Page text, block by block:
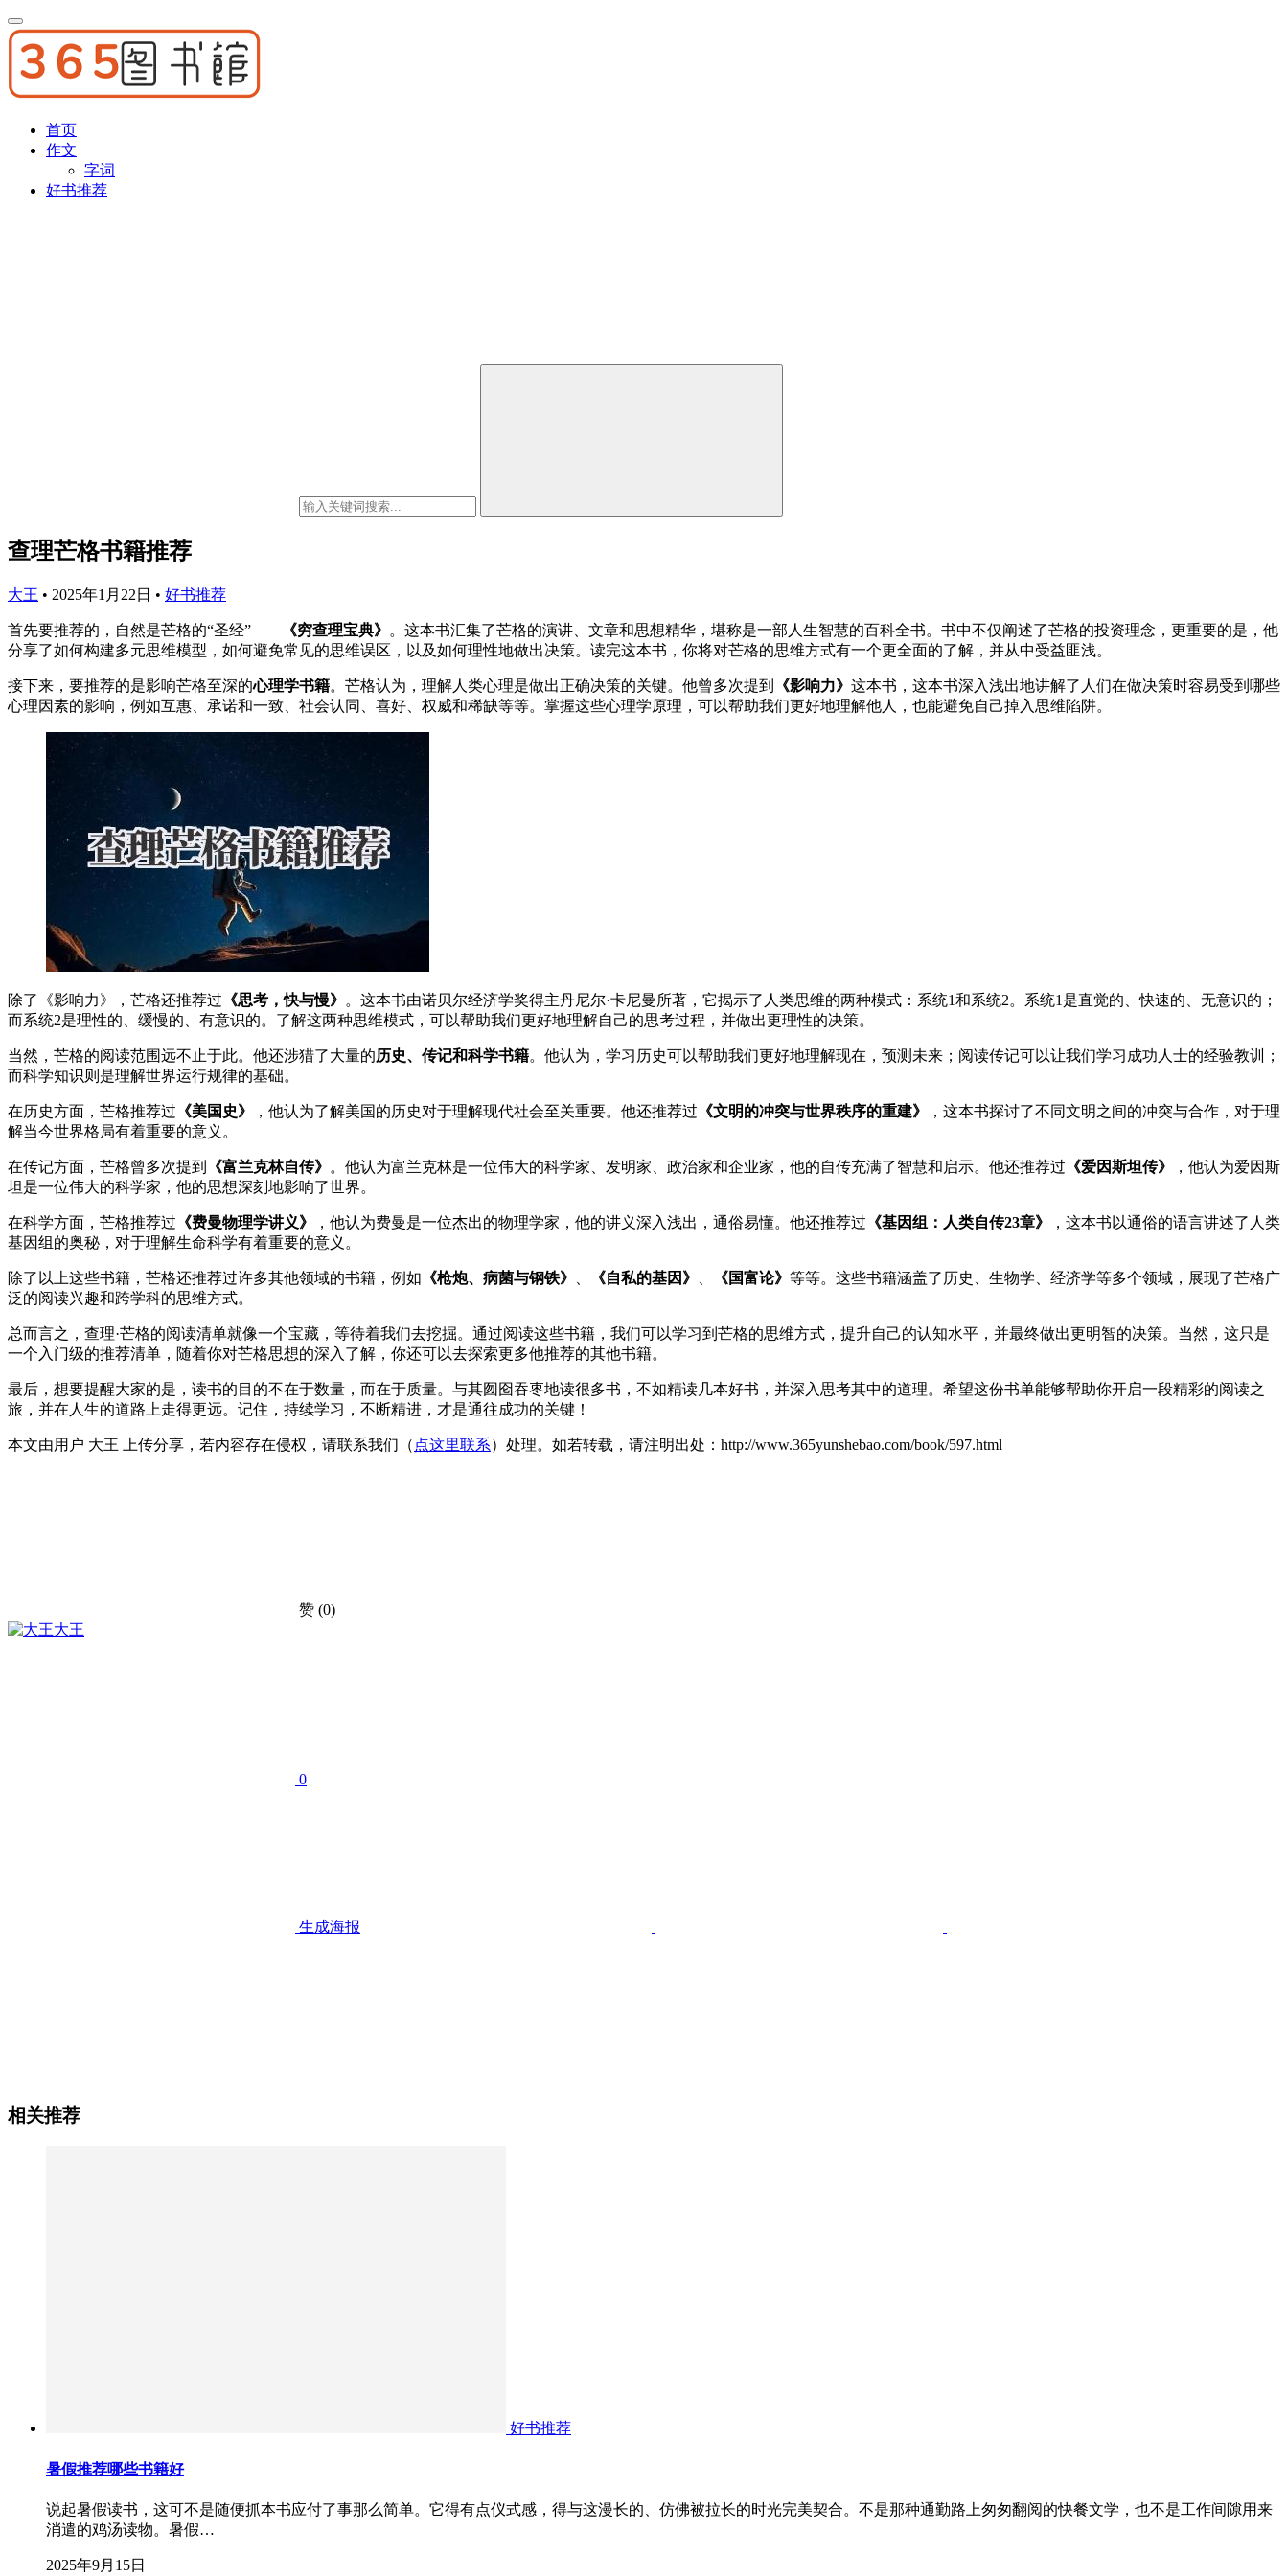
首页
作文
字词
好书推荐
查理芒格书籍推荐
大王 • 2025年1月22日 • 好书推荐
首先要推荐的，自然是芒格的“圣经”—— 《穷查理宝典》 。这本书汇集了芒格的演讲、文章和思想精华，堪称是一部人生智慧的百科全书。书中不仅阐述了芒格的投资理念，更重要的是，他
分享了如何构建多元思维模型，如何避免常见的思维误区，以及如何理性地做出决策。读完这本书，你将对芒格的思维方式有一个更全面的了解，并从中受益匪浅。
接下来，要推荐的是影响芒格至深的心理学书籍。芒格认为，理解人类心理是做出正确决策的关键。他曾多次提到 《影响力》 这本书，这本书深入浅出地讲解了人们在做决策时容易受到哪些
心理因素的影响，例如互惠、承诺和一致、社会认同、喜好、权威和稀缺等等。掌握这些心理学原理，可以帮助我们更好地理解他人，也能避免自己掉入思维陷阱。
除了《影响力》，芒格还推荐过 《思考，快与慢》 。这本书由诺贝尔经济学奖得主丹尼尔·卡尼曼所著，它揭示了人类思维的两种模式：系统1和系统2。系统1是直觉的、快速的、无意识的；
而系统2是理性的、缓慢的、有意识的。了解这两种思维模式，可以帮助我们更好地理解自己的思考过程，并做出更理性的决策。
当然，芒格的阅读范围远不止于此。他还涉猎了大量的历史、传记和科学书籍。他认为，学习历史可以帮助我们更好地理解现在，预测未来；阅读传记可以让我们学习成功人士的经验教训；
而科学知识则是理解世界运行规律的基础。
在历史方面，芒格推荐过 《美国史》 ，他认为了解美国的历史对于理解现代社会至关重要。他还推荐过 《文明的冲突与世界秩序的重建》
，这本书探讨了不同文明之间的冲突与合作，对于理
解当今世界格局有着重要的意义。
在传记方面，芒格曾多次提到 《富兰克林自传》 。他认为富兰克林是一位伟大的科学家、发明家、政治家和企业家，他的自传充满了智慧和启示。他还推荐过 《爱因斯坦传》
，他认为爱因斯
坦是一位伟大的科学家，他的思想深刻地影响了世界。
在科学方面，芒格推荐过 《费曼物理学讲义》 ，他认为费曼是一位杰出的物理学家，他的讲义深入浅出，通俗易懂。他还推荐过 《基因组：人类自传23章》
，这本书以通俗的语言讲述了人类
基因组的奥秘，对于理解生命科学有着重要的意义。
除了以上这些书籍，芒格还推荐过许多其他领域的书籍，例如 《枪炮、病菌与钢铁》 《自私的基因》 《国富论》 等等。这些书籍涵盖了历史、生物学、经济学等多个领域，展现了芒格广
泛的阅读兴趣和跨学科的思维方式。
总而言之，查理·芒格的阅读清单就像一个宝藏，等待着我们去挖掘。通过阅读这些书籍，我们可以学习到芒格的思维方式，提升自己的认知水平，并最终做出更明智的决策。当然，这只是
一个入门级的推荐清单，随着你对芒格思想的深入了解，你还可以去探索更多他推荐的其他书籍。
最后，想要提醒大家的是，读书的目的不在于数量，而在于质量。与其囫囵吞枣地读很多书，不如精读几本好书，并深入思考其中的道理。希望这份书单能够帮助你开启一段精彩的阅读之
旅，并在人生的道路上走得更远。记住，持续学习，不断精进，才是通往成功的关键！
本文由用户 大王 上传分享，若内容存在侵权，请联系我们（ 点这里联系）处理。如若转载，请注明出处：http://www.365yunshebao.com/book/597.html
赞 (0)
大王
0
生成海报
相关推荐
好书推荐
暑假推荐哪些书籍好
说起暑假读书，这可不是随便抓本书应付了事那么简单。它得有点仪式感，得与这漫长的、仿佛被拉长的时光完美契合。不是那种通勤路上匆匆翻阅的快餐文学，也不是工作间隙用来
消遣的鸡汤读物。暑假…
2025年9月15日